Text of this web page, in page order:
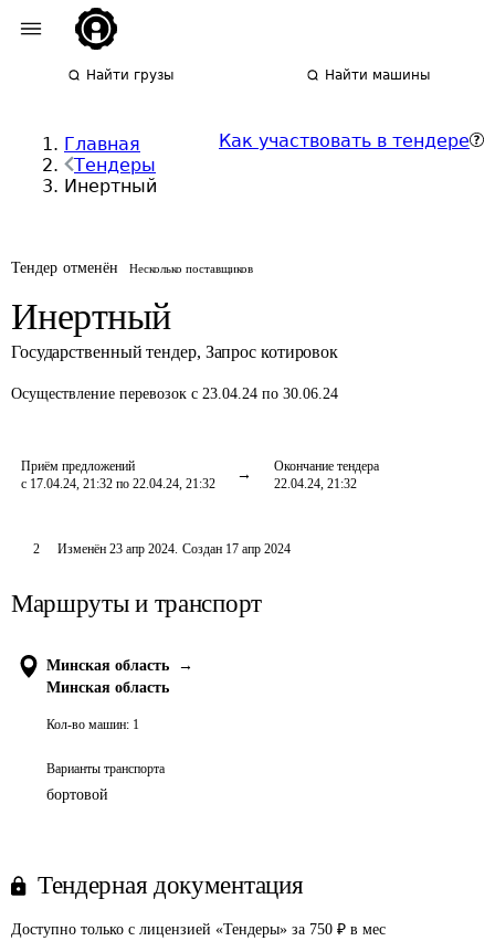
Найти грузы Найти машины
Главная
Тендеры
Инертный
Как участвовать в тендере
Тендер отменён Несколько поставщиков
Инертный
Государственный тендер, Запрос котировок
Осуществление перевозок с 23.04.24 по 30.06.24
Приём предложений
с 17.04.24, 21:32 по 22.04.24, 21:32
Окончание тендера
22.04.24, 21:32
2 Изменён 23 апр 2024. Создан 17 апр 2024
Маршруты и транспорт
Минская область
→
Минская область
Кол-во машин: 1
Варианты транспорта
бортовой
Тендерная документация
Доступно только с лицензией «Тендеры» за 750 ₽ в мес